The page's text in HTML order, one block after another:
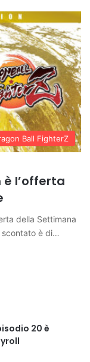
Ball FighterZ
è l’offerta
della Settimana
scontato è di…
20 è